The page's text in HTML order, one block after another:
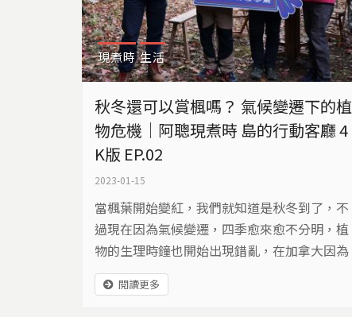
現煮時 生活
秋冬還可以賞楓嗎？ 氣候變遷下的植
物危機｜阿聰現煮時 島的行動客廳 4
K版 EP.02
2023-01-15
當楓葉開始變紅，我們就知道是秋冬到了，不
過現在因為氣候變遷，四季愈來愈不分明，植
物的生理時鐘也開始出現錯亂，在加拿大因為
暖化，楓糖大量減少，而在台灣也有許多農作
物，像是茶葉、甜柿等，風味與產量都受到影
閱讀更多